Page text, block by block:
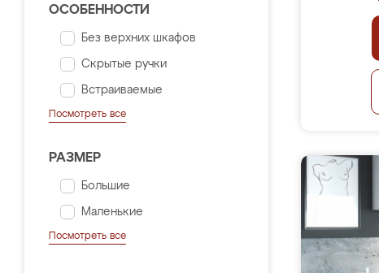
ОСОБЕННОСТИ
Без верхних шкафов
Скрытые ручки
Встраиваемые
Посмотреть все
РАЗМЕР
Большие
Маленькие
Посмотреть все